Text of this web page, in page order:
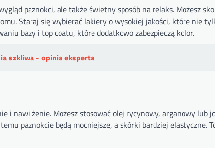
paznokci, ale także świetny sposób na relaks. Możesz
Staraj się wybierać lakiery o wysokiej jakości, które nie
bazy i top coatu, które dodatkowo zabezpieczą kolor.
szkliwa - opinia eksperta
i nawilżenie. Możesz stosować olej rycynowy, arganowy lub
paznokcie będą mocniejsze, a skórki bardziej elastyczne.